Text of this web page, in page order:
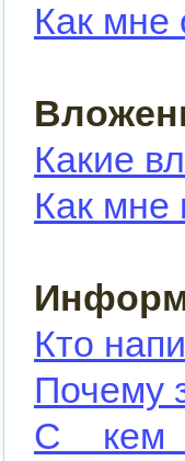
Как мне
Какие
Как мне
Кто
Почему
С кем